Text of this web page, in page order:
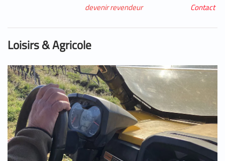
devenir revendeur
Contact
Loisirs & Agricole